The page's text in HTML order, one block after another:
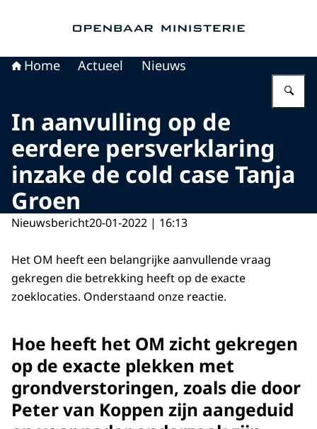
Home Actueel Nieuws
In aanvulling op de
eerdere persverklaring
inzake de cold case Tanja
Groen
Nieuwsbericht20-01-2022 | 16:13
Het OM heeft een belangrijke aanvullende vraag
gekregen die betrekking heeft op de exacte
zoeklocaties. Onderstaand onze reactie.
Hoe heeft het OM zicht gekregen
op de exacte plekken met
grondverstoringen, zoals die door
Peter van Koppen zijn aangeduid